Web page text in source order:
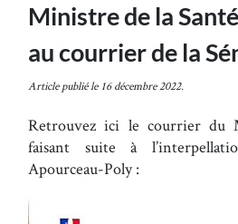
Ministre de la
au courrier de la
Article publié le 16 décembre 2022.
Retrouvez ici le courrier du
faisant suite à
Apourceau-Poly :